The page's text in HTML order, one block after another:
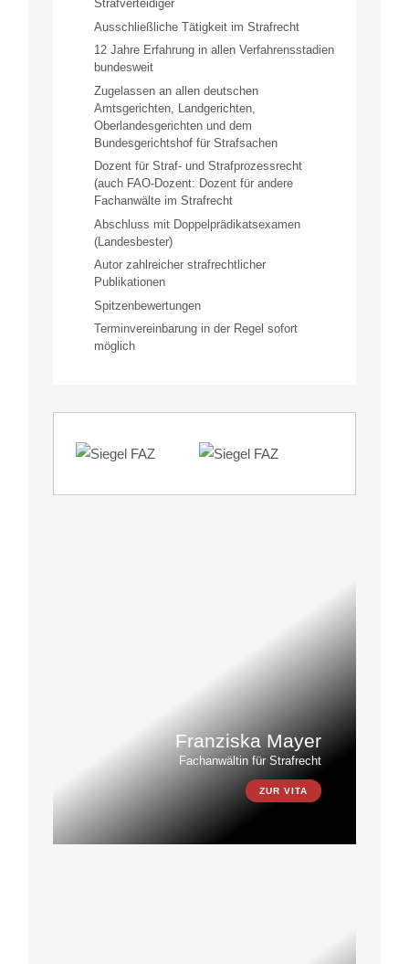
Strafverteidiger
Ausschließliche Tätigkeit im Strafrecht
12 Jahre Erfahrung in allen Verfahrensstadien
bundesweit
Zugelassen an allen deutschen
Amtsgerichten, Landgerichten,
Oberlandesgerichten und dem
Bundesgerichtshof für Strafsachen
Dozent für Straf- und Strafprozessrecht
(auch FAO-Dozent: Dozent für andere
Fachanwälte im Strafrecht
Abschluss mit Doppelprädikatsexamen
(Landesbester)
Autor zahlreicher strafrechtlicher
Publikationen
Spitzenbewertungen
Terminvereinbarung in der Regel sofort
möglich
Franziska Mayer
Fachanwältin für Strafrecht
ZUR VITA